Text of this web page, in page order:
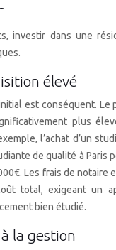
investir dans une
élevé
est conséquent. Le
plus
l’achat d’un
de qualité à Paris
Les frais de notaire
total, exigeant un
bien étudié.
la gestion